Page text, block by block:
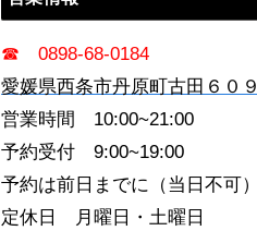
☎ 0898-68-0184
愛媛県西条市丹原町古田６０９
営業時間 10:00~21:00
予約受付 9:00~19:00
予約は前日までに（当日不可）
定休日 月曜日・土曜日